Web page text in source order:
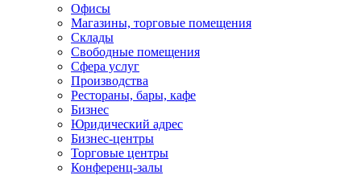
Офисы
Магазины, торговые помещения
Склады
Свободные помещения
Сфера услуг
Производства
Рестораны, бары, кафе
Бизнес
Юридический адрес
Бизнес-центры
Торговые центры
Конференц-залы